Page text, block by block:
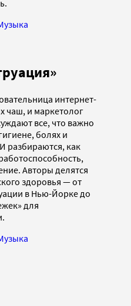
интернет-
чаш, и маркетолог
все, что важно
болях и
разбираются, как
Авторы делятся
здоровья — от
в Нью-Йорке до
для